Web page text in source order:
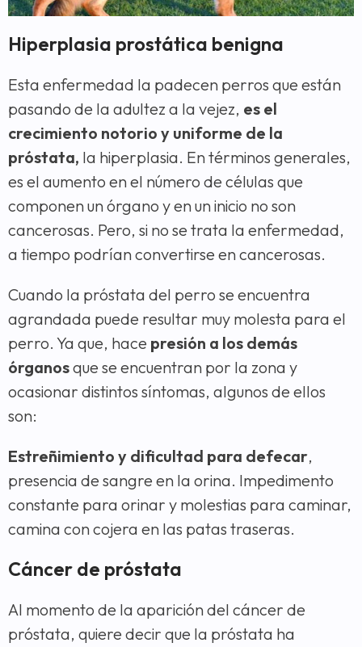
Hiperplasia prostática benigna
Esta enfermedad la padecen perros que están
pasando de la adultez a la vejez, es el
crecimiento notorio y uniforme de la
próstata, la hiperplasia. En términos generales,
es el aumento en el número de células que
componen un órgano y en un inicio no son
cancerosas. Pero, si no se trata la enfermedad,
a tiempo podrían convertirse en cancerosas.
Cuando la próstata del perro se encuentra
agrandada puede resultar muy molesta para el
perro. Ya que, hace presión a los demás
órganosque se encuentran por la zona y
ocasionar distintos síntomas, algunos de ellos
son:
Estreñimiento y dificultad para defecar,
presencia de sangre en la orina. Impedimento
constante para orinar y molestias para caminar,
camina con cojera en las patas traseras.
Cáncer de próstata
Al momento de la aparición del cáncer de
próstata, quiere decir que la próstata ha